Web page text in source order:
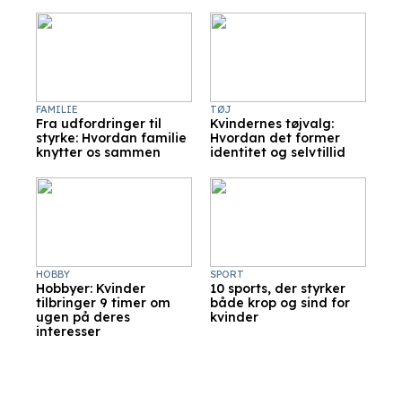
Fra udfordringer til
styrke: Hvordan familie
knytter os sammen
FAMILIE
Kvindernes tøjvalg:
Hvordan det former
identitet og selvtillid
TØJ
Hobbyer: Kvinder
tilbringer 9 timer om
ugen på deres
interesser
HOBBY
10 sports, der styrker
både krop og sind for
kvinder
SPORT